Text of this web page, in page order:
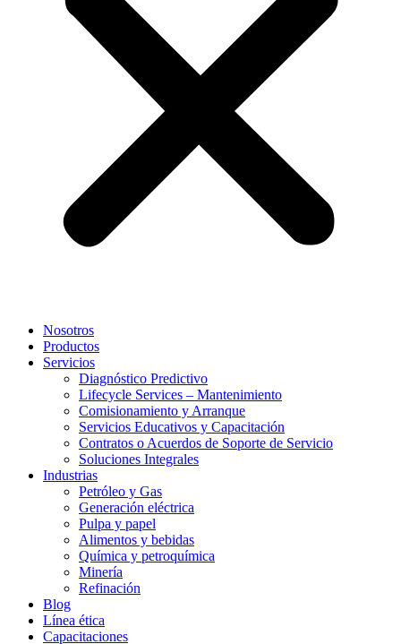
Nosotros
Productos
Servicios
Diagnóstico Predictivo
Lifecycle Services – Mantenimiento
Comisionamiento y Arranque
Servicios Educativos y Capacitación
Contratos o Acuerdos de Soporte de Servicio
Soluciones Integrales
Industrias
Petróleo y Gas
Generación eléctrica
Pulpa y papel
Alimentos y bebidas
Química y petroquímica
Minería
Refinación
Blog
Línea ética
Capacitaciones